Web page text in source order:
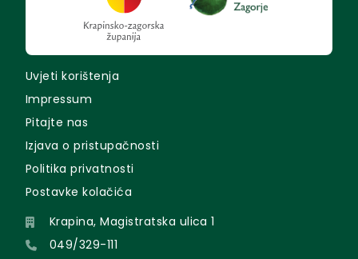
Uvjeti korištenja
Impressum
Pitajte nas
Izjava o pristupačnosti
Politika privatnosti
Postavke kolačića
Krapina, Magistratska ulica 1
049/329-111